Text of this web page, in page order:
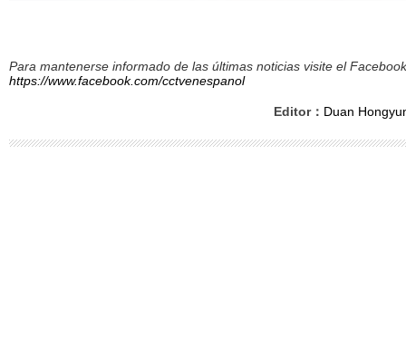
Para mantenerse informado de las últimas noticias visite el
https://www.facebook.com/cctvenespanol
Editor： Duan